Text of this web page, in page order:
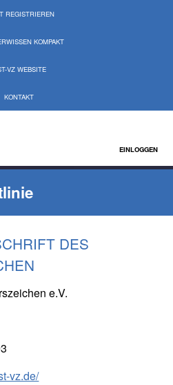
REGISTRIEREN
KOMPAKT
VZ WEBSITE
KONTAKT
EINLOGGEN
DES
e.V.
vz.de/